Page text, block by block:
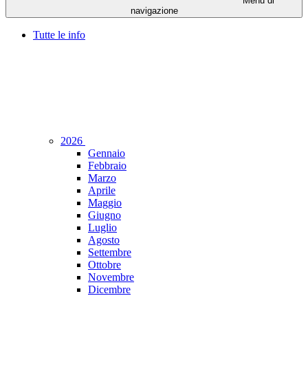
navigazione
Tutte le info
2026
Gennaio
Febbraio
Marzo
Aprile
Maggio
Giugno
Luglio
Agosto
Settembre
Ottobre
Novembre
Dicembre